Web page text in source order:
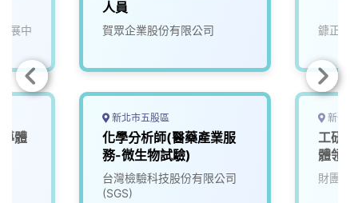
展中
體
人員
賀眾企業股份有限公司
新北市五股區
化學分析師(醫藥產業服
務-微生物試驗)
台灣檢驗科技股份有限公司
(SGS)
鏮正實
新竹
工研
體領
財團法